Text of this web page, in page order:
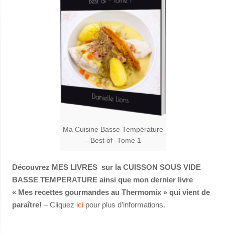
Ma Cuisine Basse Température
– Best of -Tome 1
Découvrez MES LIVRES sur la CUISSON SOUS VIDE
BASSE TEMPERATURE ainsi que mon dernier livre
« Mes recettes gourmandes au Thermomix » qui vient de
paraître! – Cliquez icipour plus d’informations.